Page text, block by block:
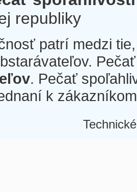
republiky
patrí medzi
. Pečať
k